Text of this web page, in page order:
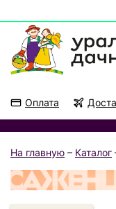
Оплата
На главную – Каталог